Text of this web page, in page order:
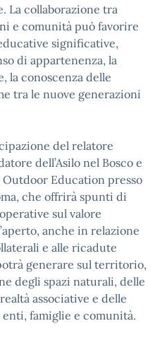
La collaborazione tra
e comunità può favorire
significative,
di appartenenza, la
la conoscenza delle
tra le nuove generazioni
del relatore
dell’Asilo nel Bosco e
Education presso
che offrirà spunti di
sul valore
anche in relazione
e alle ricadute
generare sul territorio,
degli spazi naturali, delle
associative e delle
famiglie e comunità.